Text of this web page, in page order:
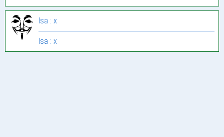
Isa : x
Isa : x